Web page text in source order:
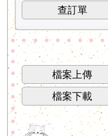
查訂單
檔案上傳
檔案下載